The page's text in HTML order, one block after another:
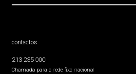
contactos
213 235 000
Chamada para a rede fixa nacional